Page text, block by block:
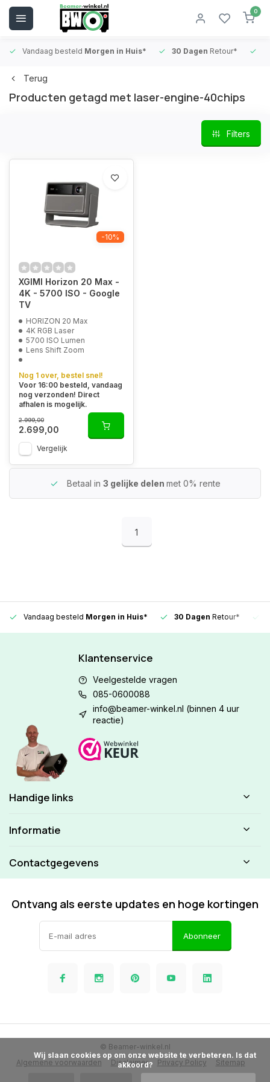
0
Vandaag besteld Morgen in Huis* 30 Dagen Retour*
Terug
Producten getagd met laser-engine-40chips
Filters
-10%
XGIMI Horizon 20 Max -
4K - 5700 ISO - Google
TV
HORIZON 20 Max
4K RGB Laser
5700 ISO Lumen
Lens Shift Zoom
Nog 1 over, bestel snel!
Voor 16:00 besteld, vandaag
nog verzonden! Direct
afhalen is mogelijk.
2.999,00
2.699,00
Vergelijk
Betaal in 3 gelijke delen met 0% rente
1
Vandaag besteld Morgen in Huis* 30 Dagen Retour*
Klantenservice
Veelgestelde vragen
085-0600088
info@beamer-winkel.nl (binnen 4 uur
reactie)
Handige links
Informatie
Contactgegevens
Ontvang als eerste updates en hoge kortingen
Abonneer
Algemene voorwaarden Disclaimer Privacy Policy Sitemap
© Beamer-winkel.nl
akkoord?